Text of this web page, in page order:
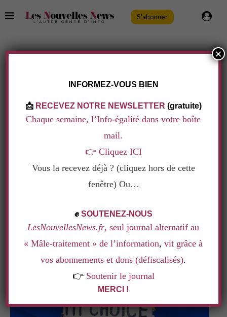
S'abonner
Agathe Ripoche 19 avril 2024
En 2024, le droit à l’IVG est toujours source de
INFORMEZ-VOUS BIEN
📩 RECEVEZ NOTRE NEWSLETTER (gratuite)
Chaque semaine, l’Info-égalité dans votre boîte
mail.
👉 Cliquez ICI
Vous la recevez déjà ? (cliquez hors de cette
fenêtre) Ou…
✊ SOUTENEZ-NOUS
LesNouvellesNews.fr, seul journal alternatif au
« Mâle-traitement » de l’information,vit grâce à
vos abonnements et dons (défiscalisés).
👉 Soutenir le journal
MERCI !
×